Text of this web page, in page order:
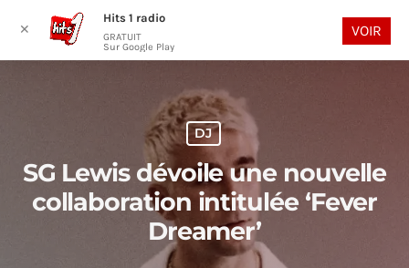
play_arrow
DJ
SG Lewis dévoile une nouvelle
collaboration intitulée ‘Fever
Dreamer’
✕
Hits 1 radio
GRATUIT
Sur Google Play
VOIR